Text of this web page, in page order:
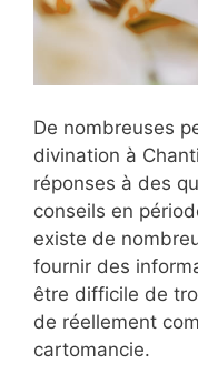
De nombreuses
divination à
réponses à des
conseils en
existe de
fournir des
être difficile de
de réellement
cartomancie.